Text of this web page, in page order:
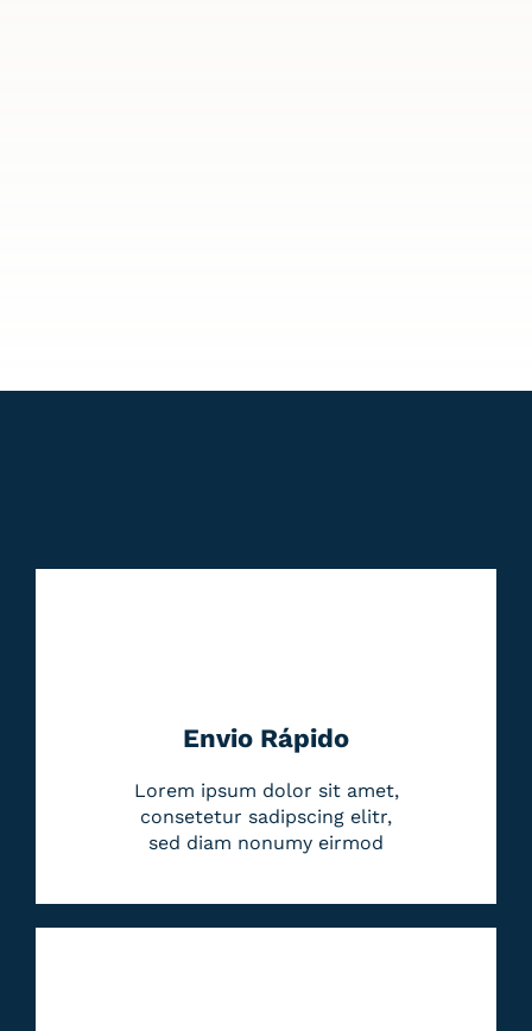
Envio Rápido
Lorem ipsum dolor sit amet,
consetetur sadipscing elitr,
sed diam nonumy eirmod